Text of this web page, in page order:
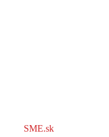
SME.sk